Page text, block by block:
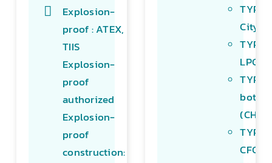
Explosion-
proof : ATEX,
TIIS
Explosion-
proof
authorized
Explosion-
proof
construction:
TYPE
City
TYPE
LPG
TYPE
both
(CH₄)
TYPE
CFC